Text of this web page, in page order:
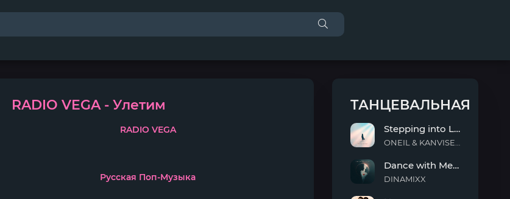
RADIO VEGA - Улетим
RADIO VEGA
Русская Поп-Музыка
ТАНЦЕВАЛЬНАЯ
into
Light
Stepping into Light
Dance with Me Tonight
DINAMIXX